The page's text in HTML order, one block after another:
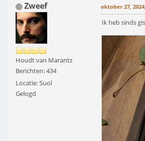
Zweef
Houdt van Marantz
Berichten: 434
Locatie: Suol
Gelogd
oktober 27,
Ik heb sinds